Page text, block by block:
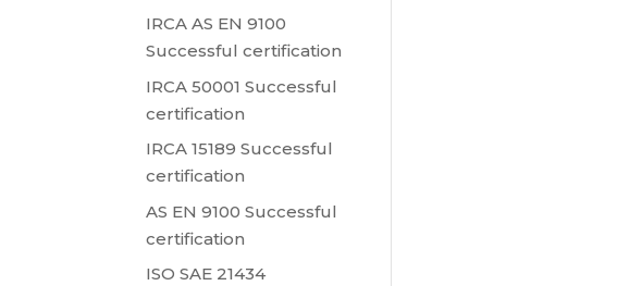
IRCA AS EN 9100
Successful certification
IRCA 50001 Successful
certification
IRCA 15189 Successful
certification
AS EN 9100 Successful
certification
ISO SAE 21434